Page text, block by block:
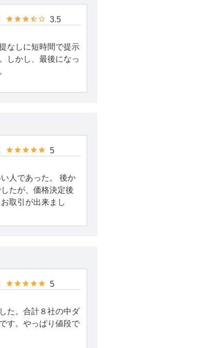
3.5
なしに短時間で提示
しかし、最後になっ
5
人であった。 後か
たが、価格決定後
取引が出来まし
5
た。合計８社の中ダ
す。やっぱり値段で